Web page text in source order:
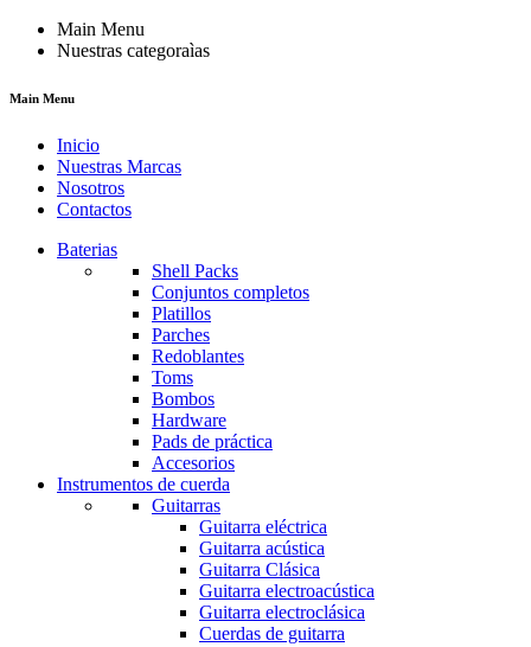
Main Menu
Nuestras categoraìas
Main Menu
Inicio
Nuestras Marcas
Nosotros
Contactos
Baterias
Shell Packs
Conjuntos completos
Platillos
Parches
Redoblantes
Toms
Bombos
Hardware
Pads de práctica
Accesorios
Instrumentos de cuerda
Guitarras
Guitarra eléctrica
Guitarra acústica
Guitarra Clásica
Guitarra electroacústica
Guitarra electroclásica
Cuerdas de guitarra